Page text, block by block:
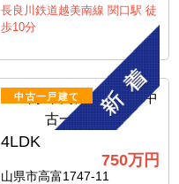
長良川鉄道越美南線 関口駅 徒
歩10分
中古一戸建て
4LDK
750万円
山県市高富1747-11